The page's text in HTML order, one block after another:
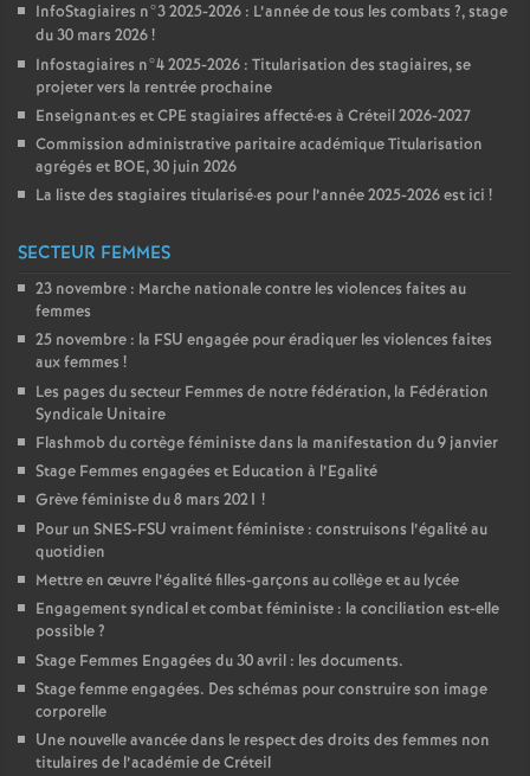
InfoStagiaires n°3 2025-2026 : L’année de tous les combats ?, stage
du 30 mars 2026!
Infostagiaires n°4 2025-2026 : Titularisation des stagiaires, se
projeter vers la rentrée prochaine
Enseignant·es etCPE stagiaires affecté·es à Créteil 2026-2027
Commission administrative paritaire académique Titularisation
agrégés et BOE, 30 juin 2026
La liste des stagiaires titularisé·es pour l’année 2025-2026 est ici !
SECTEUR FEMMES
23 novembre : Marche nationale contre les violences faites au
femmes
25 novembre : la FSU engagée pour éradiquer les violences faites
aux femmes !
Les pages du secteur Femmes de notre fédération, la Fédération
Syndicale Unitaire
Flashmob du cortège féministe dans la manifestation du 9 janvier
Stage Femmes engagées et Education à l’Egalité
Grève féministe du 8 mars 2021 !
Pour un SNES-FSU vraiment féministe : construisons l’égalité au
quotidien
Mettre en œuvre l’égalité filles-garçons au collège et au lycée
Engagement syndical et combat féministe : la conciliation est-elle
possible?
Stage Femmes Engagées du 30 avril : les documents.
Stage femme engagées. Des schémas pour construire son image
corporelle
Une nouvelle avancée dans le respect des droits des femmes non
titulaires de l’académie de Créteil